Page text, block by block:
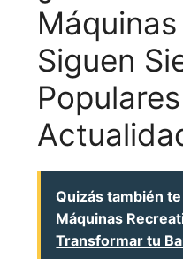
Siguen
Quizás también
Máquinas
Transformar tu